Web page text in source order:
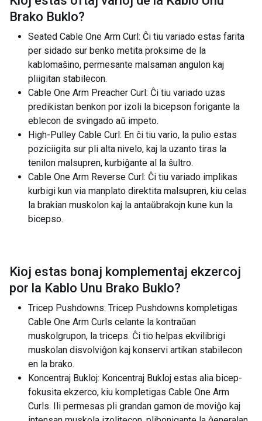
Brako Buklo?
Seated Cable One Arm Curl: Ĉi tiu variado estas farita
per sidado sur benko metita proksime de la
kablomaŝino, permesante malsaman angulon kaj
pliigitan stabilecon.
Cable One Arm Preacher Curl: Ĉi tiu variado uzas
predikistan benkon por izoli la bicepson forigante la
eblecon de svingado aŭ impeto.
High-Pulley Cable Curl: En ĉi tiu vario, la pulio estas
poziciigita sur pli alta nivelo, kaj la uzanto tiras la
tenilon malsupren, kurbiĝante al la ŝultro.
Cable One Arm Reverse Curl: Ĉi tiu variado implikas
kurbigi kun via manplato direktita malsupren, kiu celas
la brakian muskolon kaj la antaŭbrakojn kune kun la
bicepso.
Kioj estas bonaj komplementaj ekzercoj
por la Kablo Unu Brako Buklo?
Tricep Pushdowns: Tricep Pushdowns kompletigas
Cable One Arm Curls celante la kontraŭan
muskolgrupon, la triceps. Ĉi tio helpas ekvilibrigi
muskolan disvolviĝon kaj konservi artikan stabilecon
en la brako.
Koncentraj Bukloj: Koncentraj Bukloj estas alia bicep-
fokusita ekzerco, kiu kompletigas Cable One Arm
Curls. Ili permesas pli grandan gamon de moviĝo kaj